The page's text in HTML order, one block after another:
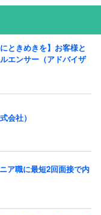
ときめきを】お客様と
エンサー（アドバイザ
会社）
ア職に最短2回面接で内